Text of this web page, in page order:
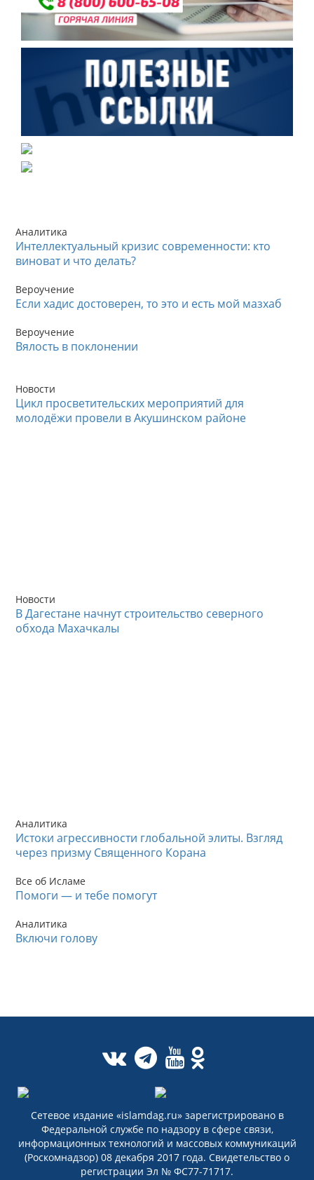
Аналитика
Интеллектуальный кризис современности: кто
виноват и что делать?
Вероучение
Если хадис достоверен, то это и есть мой мазхаб
Вероучение
Вялость в поклонении
Новости
Цикл просветительских мероприятий для
молодёжи провели в Акушинском районе
Новости
В Дагестане начнут строительство северного
обхода Махачкалы
Аналитика
Истоки агрессивности глобальной элиты. Взгляд
через призму Священного Корана
Все об Исламе
Помоги — и тебе помогут
Аналитика
Включи голову
Сетевое издание «islamdag.ru» зарегистрировано в
Федеральной службе по надзору в сфере связи,
информационных технологий и массовых коммуникаций
(Роскомнадзор) 08 декабря 2017 года. Свидетельство о
регистрации Эл № ФС77-71717.